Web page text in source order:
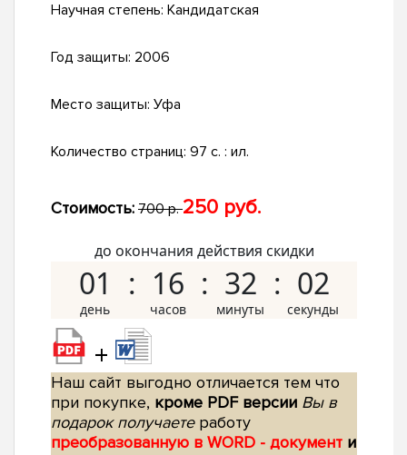
Научная степень: Кандидатская
Год защиты: 2006
Место защиты: Уфа
Количество страниц: 97 с. : ил.
Стоимость: 700 р.250 руб.
до окончания действия скидки
01 16 32 01
+
Наш сайт выгодно отличается тем что
при покупке, кроме PDF версии Вы в
подарок получаетеработу
преобразованную в WORD - документ и